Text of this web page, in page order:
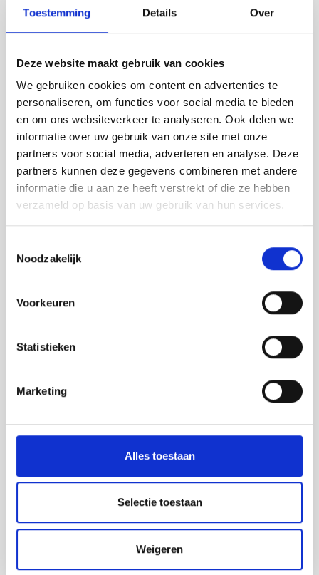
Toestemming Details Over
Deze website maakt gebruik van cookies
We gebruiken cookies om content en advertenties te
personaliseren, om functies voor social media te bieden
en om ons websiteverkeer te analyseren. Ook delen we
informatie over uw gebruik van onze site met onze
partners voor social media, adverteren en analyse. Deze
partners kunnen deze gegevens combineren met andere
informatie die u aan ze heeft verstrekt of die ze hebben
verzameld op basis van uw gebruik van hun services.
Noodzakelijk
Voorkeuren
Statistieken
Marketing
Alles toestaan
Selectie toestaan
Weigeren
Verankering M16x125 mm.
compleet incl. lijm.
€ 2,95
Lees meer
Paalbout M16x45 mm.
compleet.
€ 2,45
Koppelbouten M16x27 mm.
compleet.
Lees meer